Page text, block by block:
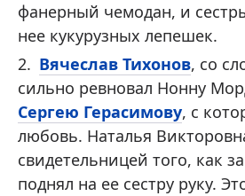
фанерный чемодан, и
нее кукурузных лепешек.
Вячеслав Тихонов, со
сильно ревновал Нонну
Сергею Герасимову, с
любовь. Наталья
свидетельницей того, как
поднял на ее сестру руку.